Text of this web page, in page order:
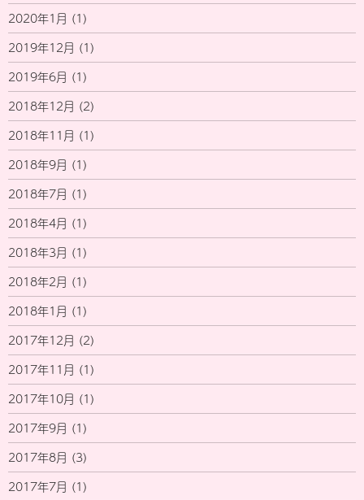
2020年1月 (1)
2019年12月 (1)
2019年6月 (1)
2018年12月 (2)
2018年11月 (1)
2018年9月 (1)
2018年7月 (1)
2018年4月 (1)
2018年3月 (1)
2018年2月 (1)
2018年1月 (1)
2017年12月 (2)
2017年11月 (1)
2017年10月 (1)
2017年9月 (1)
2017年8月 (3)
2017年7月 (1)